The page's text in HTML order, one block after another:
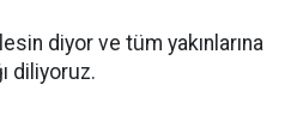
diyor ve tüm yakınlarına
diliyoruz.